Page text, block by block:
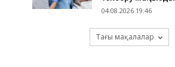
04.08.2026 19:46
Тағы мақалалар